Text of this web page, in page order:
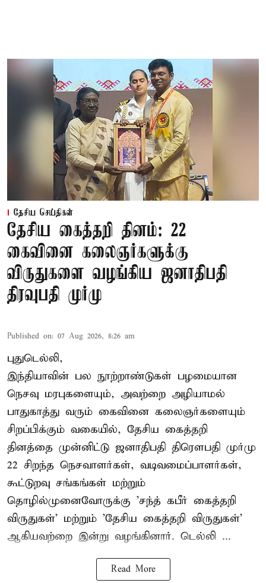
தேசிய செய்திகள்
தேசிய கைத்தறி தினம்: 22
கைவினை கலைஞர்களுக்கு
விருதுகளை வழங்கிய ஜனாதிபதி
திரவுபதி முர்மு
Published on: 07 Aug 2026, 8:26 am
புதுடெல்லி,
இந்தியாவின் பல நூற்றாண்டுகள் பழமையான
நெசவு மரபுகளையும், அவற்றை அழியாமல்
பாதுகாத்து வரும் கைவினை கலைஞர்களையும்
சிறப்பிக்கும் வகையில், தேசிய கைத்தறி
தினத்தை முன்னிட்டு ஜனாதிபதி திரௌபதி முர்மு
22 சிறந்த நெசவாளர்கள், வடிவமைப்பாளர்கள்,
கூட்டுறவு சங்கங்கள் மற்றும்
தொழில்முனைவோருக்கு 'சந்த் கபீர் கைத்தறி
விருதுகள்' மற்றும் 'தேசிய கைத்தறி விருதுகள்'
ஆகியவற்றை இன்று வழங்கினார். டெல்லி ...
Read More